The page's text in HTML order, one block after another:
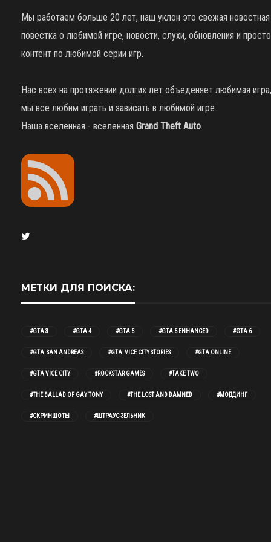
Мы работаем больше 20 лет, наш уклон это свежая новостная
повестка о любимой игре, новости, слухи, обновления и просто
контент по любимой серии игр.
Нас всех на протяжении долгих лет объеденяет любимая игра,
мы все любим играть и зависать в любимой игре.
Наша вселенная - вселенная Grand Theft Auto.
МЕТКИ ДЛЯ ПОИСКА:
#GTA 3 #GTA 4 #GTA 5 #GTA 5 ENHANCED #GTA 6
#GTA: SAN ANDREAS #GTA: VICE CITY STORIES #GTA ONLINE
#GTA VICE CITY #ROCKSTAR GAMES #TAKE TWO
#THE BALLAD OF GAY TONY #THE LOST AND DAMNED #МОДДИНГ
#СКРИНШОТЫ #ШТРАУС ЗЕЛЬНИК